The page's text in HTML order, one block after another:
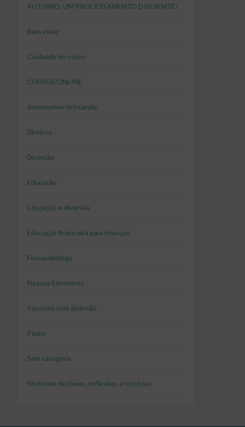
AUTISMO, UM PROCESSAMENTO DIFERENTE!
Bem estar
Cuidando do corpo
CURSOS ONLINE
desenvolver brincando
Direitos
Diversão
Educação
Educação e diversão
Educação financeira para crianças
Fonoaudióloga
Nossos Encontros
Passeios com diversão
Pedro
Sem categoria
Síndrome de Down, reflexões e histórias